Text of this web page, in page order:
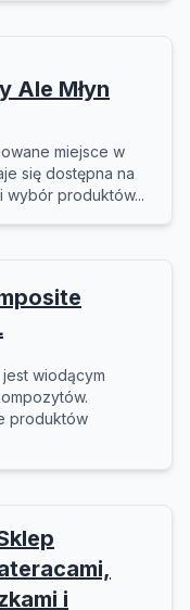
Ale Młyn
miejsce w
się dostępna na
wybór produktów...
jest wiodącym
produktów
i